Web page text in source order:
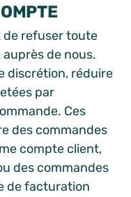
de refuser toute
de nous.
discrétion, réduire
par
Ces
des commandes
compte client,
des commandes
de facturation